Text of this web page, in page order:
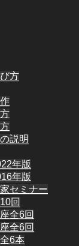
方
説明
年版
年版
セミナー
回
全6回
全6回
6本